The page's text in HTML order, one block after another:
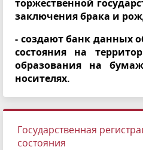
торжественной
заключения брака и
- создают банк данных
состояния на
образования на
носителях.
Государственная
состояния